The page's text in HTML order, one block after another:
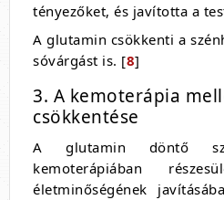
tényezőket, és javította a
A glutamin csökkenti a
sóvárgást is. [8]
3. A kemoterápia
csökkentése
A glutamin döntő
kemoterápiában
életminőségének